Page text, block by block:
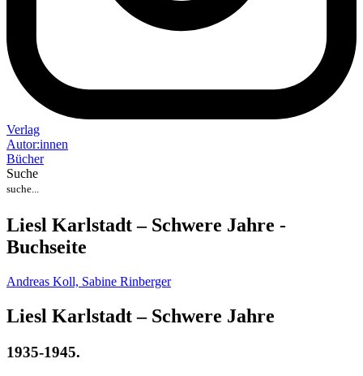
Verlag
Autor:innen
Bücher
Suche
Liesl Karlstadt – Schwere Jahre -
Buchseite
Andreas Koll, Sabine Rinberger
Liesl Karlstadt – Schwere Jahre
1935-1945.